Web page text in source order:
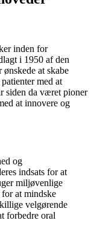
inden for
i 1950 af den
at skabe
med at
siden da været pioner
at innovere og
og
indsats for at
miljøvenlige
for at mindske
velgørende
forbedre oral